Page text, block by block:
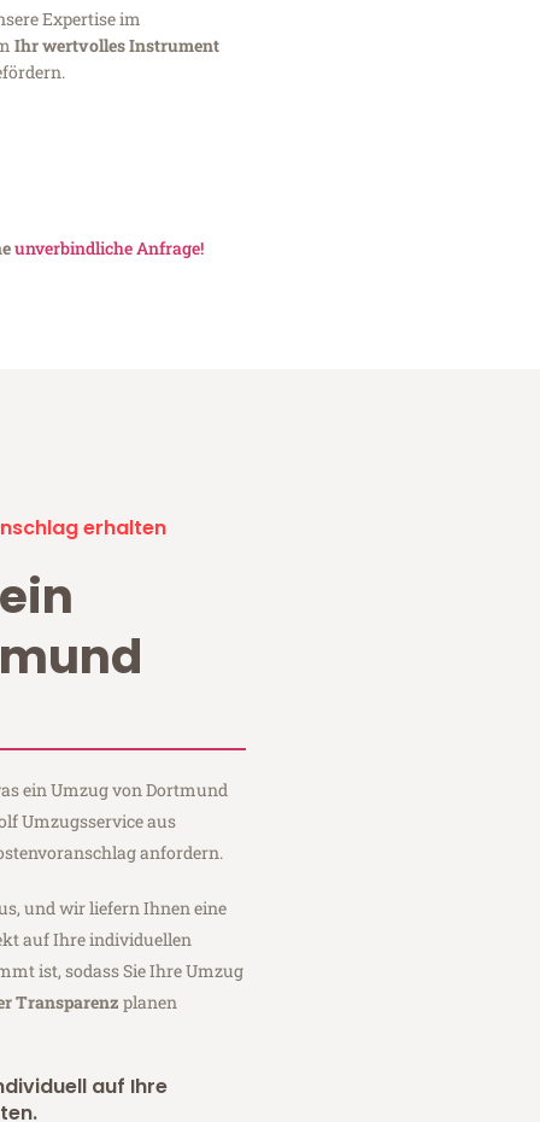
Expertise im
Ihr wertvolles Instrument
unverbindliche Anfrage!
erhalten
ein Umzug von Dortmund
Umzugsservice aus
anfordern.
und wir liefern Ihnen eine
auf Ihre individuellen
ist, sodass Sie Ihre Umzug
Transparenz planen
auf Ihre